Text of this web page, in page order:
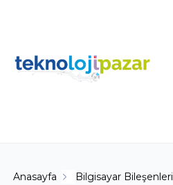
Anasayfa Bilgisayar Bileşenleri